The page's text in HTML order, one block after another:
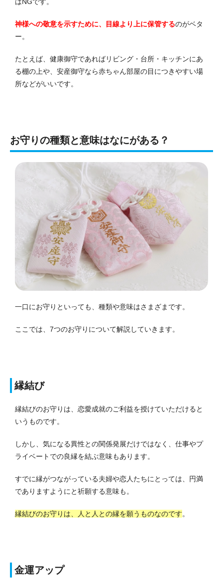
神様への敬意を示すために、目線より上に保管するのがベタ
ー。
たとえば、健康御守であればリビング・台所・キッチンにあ
る棚の上や、安産御守なら赤ちゃん部屋の目につきやすい場
所などがいいです。
お守りの種類と意味はなにがある？
一口にお守りといっても、種類や意味はさまざまです。
ここでは、7つのお守りについて解説していきます。
縁結び
縁結びのお守りは、恋愛成就のご利益を授けていただけると
いうものです。
しかし、気になる異性との関係発展だけではなく、仕事やプ
ライベートでの良縁を結ぶ意味もあります。
すでに縁がつながっている夫婦や恋人たちにとっては、円満
でありますようにと祈願する意味も。
縁結びのお守りは、人と人との縁を願うものなのです。
金運アップ